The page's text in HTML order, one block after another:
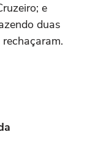
e
duas